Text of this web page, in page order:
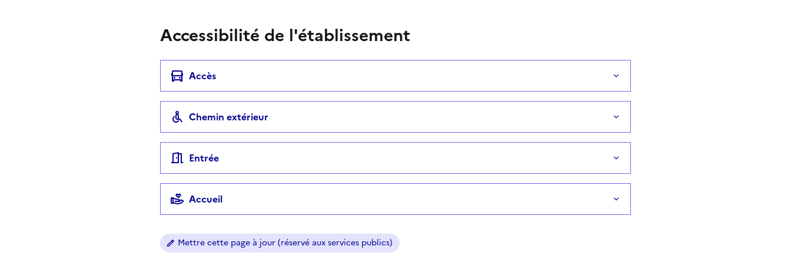
Accessibilité de l'établissement
Accès
Chemin extérieur
Entrée
Accueil
Mettre cette page à jour (réservé aux services publics)